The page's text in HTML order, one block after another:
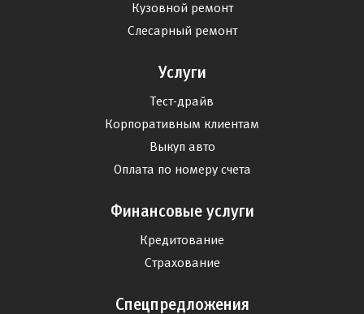
Кузовной ремонт
Слесарный ремонт
Услуги
Тест-драйв
Корпоративным клиентам
Выкуп авто
Оплата по номеру счета
Финансовые услуги
Кредитование
Страхование
Спецпредложения